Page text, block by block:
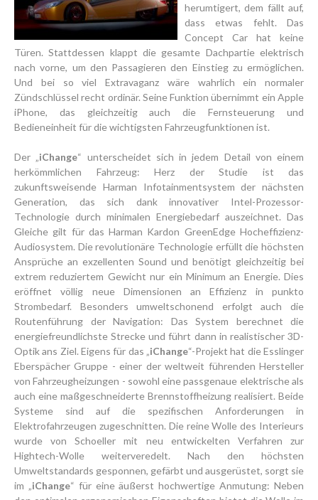
herumtigert, dem fällt auf,
dass etwas fehlt. Das
Concept Car hat keine
Türen. Stattdessen klappt die gesamte Dachpartie elektrisch
nach vorne, um den Passagieren den Einstieg zu ermöglichen.
Und bei so viel Extravaganz wäre wahrlich ein normaler
Zündschlüssel recht ordinär. Seine Funktion übernimmt ein Apple
iPhone, das gleichzeitig auch die Fernsteuerung und
Bedieneinheit für die wichtigsten Fahrzeugfunktionen ist.
Der „iChange“ unterscheidet sich in jedem Detail von einem
herkömmlichen Fahrzeug: Herz der Studie ist das
zukunftsweisende Harman Infotainmentsystem der nächsten
Generation, das sich dank innovativer Intel-Prozessor-
Technologie durch minimalen Energiebedarf auszeichnet. Das
Gleiche gilt für das Harman Kardon GreenEdge Hocheffizienz-
Audiosystem. Die revolutionäre Technologie erfüllt die höchsten
Ansprüche an exzellenten Sound und benötigt gleichzeitig bei
extrem reduziertem Gewicht nur ein Minimum an Energie. Dies
eröffnet völlig neue Dimensionen an Effizienz in punkto
Strombedarf. Besonders umweltschonend erfolgt auch die
Routenführung der Navigation: Das System berechnet die
energiefreundlichste Strecke und führt dann in realistischer 3D-
Optik ans Ziel. Eigens für das „iChange“-Projekt hat die Esslinger
Eberspächer Gruppe - einer der weltweit führenden Hersteller
von Fahrzeugheizungen - sowohl eine passgenaue elektrische als
auch eine maßgeschneiderte Brennstoffheizung realisiert. Beide
Systeme sind auf die spezifischen Anforderungen in
Elektrofahrzeugen zugeschnitten. Die reine Wolle des Interieurs
wurde von Schoeller mit neu entwickelten Verfahren zur
Hightech-Wolle weiterveredelt. Nach den höchsten
Umweltstandards gesponnen, gefärbt und ausgerüstet, sorgt sie
im „iChange“ für eine äußerst hochwertige Anmutung: Neben